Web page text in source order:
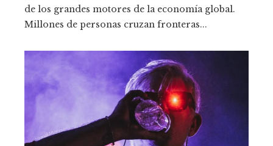
de los grandes motores de la economía global.
Millones de personas cruzan fronteras...